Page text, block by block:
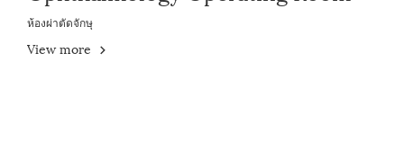
ห้องผ่าตัดจักษุ
View more